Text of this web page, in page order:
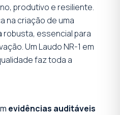
produtivo e resiliente.
na criação de uma
robusta, essencial para
Um Laudo NR-1 em
faz toda a
evidências auditáveis